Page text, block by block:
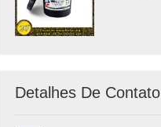
Detalhes De Contato